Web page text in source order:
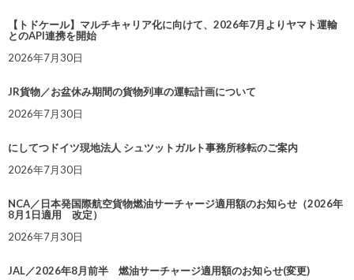
【トドケール】マルチキャリア化に向けて、2026年7月よりヤマト運輸
とのAPI連携を開始
2026年7月30日
JR貨物／お盆休み期間の貨物列車の運転計画について
2026年7月30日
にしてつドイツ現地法人 シュツットガルト事務所移転のご案内
2026年7月30日
NCA／日本発国際航空貨物燃油サーチャージ適用額のお知らせ（2026年
8月1日適用 改定）
2026年7月30日
JAL／2026年8月前半 燃油サーチャージ適用額のお知らせ(変更)